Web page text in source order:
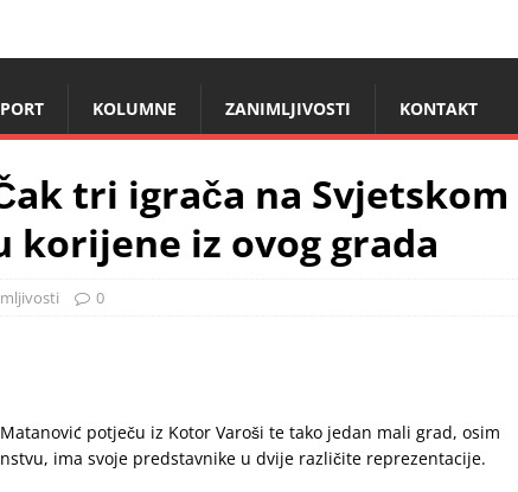
KOLUMNE ZANIMLJIVOSTI KONTAKT
tri igrača na Svjetskom
korijene iz ovog grada
0
potječu iz Kotor Varoši te tako jedan mali grad, osim
ima svoje predstavnike u dvije različite reprezentacije.